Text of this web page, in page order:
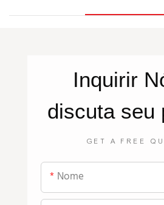
Inquirir
discuta seu
GET A FREE
Nome